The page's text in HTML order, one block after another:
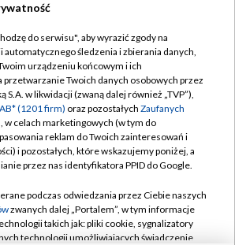
TVP
TVP
Cyfrowa
Regulamin TVP
Polityka prywatności
Moje zgody
Pomoc
Kontakt
do serwisu", aby wyrazić zgody na
śledzenia i zbierania danych,
urządzeniu końcowym i ich
Twoich danych osobowych przez
S.A. w likwidacji (zwaną dalej również „TVP”),
(1201 firm) oraz pozostałych Zaufanych
, w celach marketingowych (w tym do
reklam do Twoich zainteresowań i
i pozostałych, które wskazujemy poniżej, a
przez nas identyfikatora PPID do Google.
podczas odwiedzania przez Ciebie naszych
zwanych dalej „Portalem”, w tym informacje
takich jak: pliki cookie, sygnalizatory
technologii umożliwiających świadczenie